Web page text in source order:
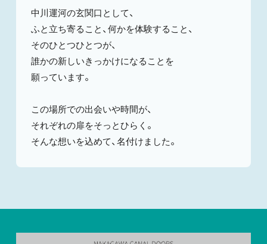
中川運河の玄関口として、
ふと立ち寄ること、何かを体験すること、
そのひとつひとつが、
誰かの新しいきっかけになることを
願っています。
この場所での出会いや時間が、
それぞれの扉をそっとひらく。
そんな想いを込めて、名付けました。